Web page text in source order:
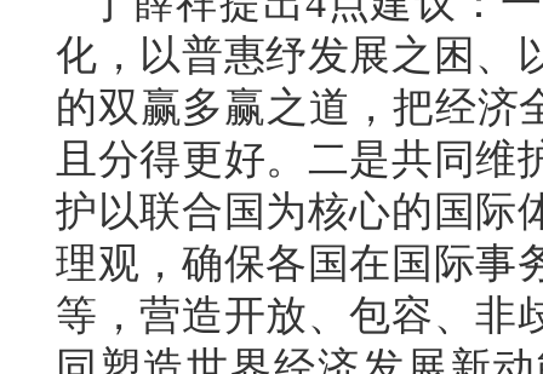
化，以普惠纾发展之困、
的双赢多赢之道，把经济
且分得更好。二是共同维
护以联合国为核心的国际
理观，确保各国在国际事
等，营造开放、包容、非